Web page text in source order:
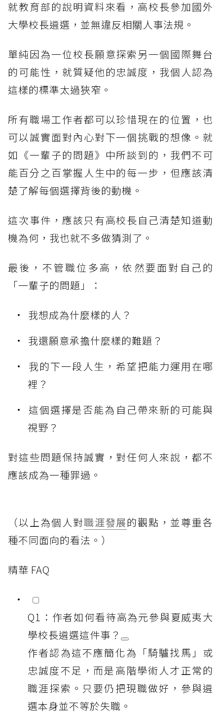
就教育部的說明資料來看，高校長參加國外
大學校長遴選，並無違反相關人事法規。
單純因為一位校長願意探索另一個國際舞台
的可能性，就質疑他的忠誠度，我個人認為
這樣的標準太過狹窄。
所有職場工作者都可以珍惜現在的位置，也
可以誠實面對內心對下一個挑戰的想像。就
如《一輩子的問題》中所談到的，我們不可
能百分之百掌握人生中的每一步，但應該清
楚了解每個選擇背後的動機。
這次事件，應該只有高校長自己清楚知道動
機為何，我也就不多做猜測了。
最後，不管職位多高，依然要面對自己的
「一輩子的問題」：
我想成為什麼樣的人？
我還願意承擔什麼樣的難題？
我的下一段人生，希望把能力運用在哪
裡？
這個選擇是否能為自己帶來新的可能與
視野？
對這些問題保持誠實，對任何人來說，都不
應該成為一種罪過。
（以上為個人對職涯發展的觀點，並尊重各
種不同面向的看法。）
精華 FAQ
Q1：作者如何看待高為元參與夏威夷大
學校長遴選這件事？
作者認為這不應簡化為「騎驢找馬」或
忠誠度不足，而是高階學術人才正常的
職涯探索。只要仍把現職做好，參與遴
選本身並不等於失職。